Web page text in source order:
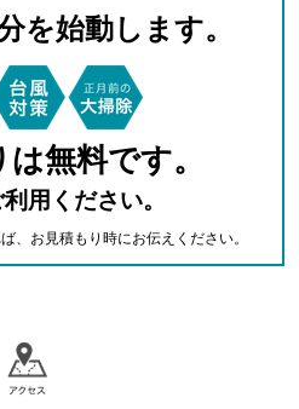
を始動します。
無料です。
用ください。
、お見積もり時にお伝えください。